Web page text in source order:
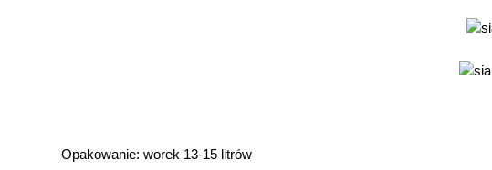
Opakowanie: worek 13-15 litrów